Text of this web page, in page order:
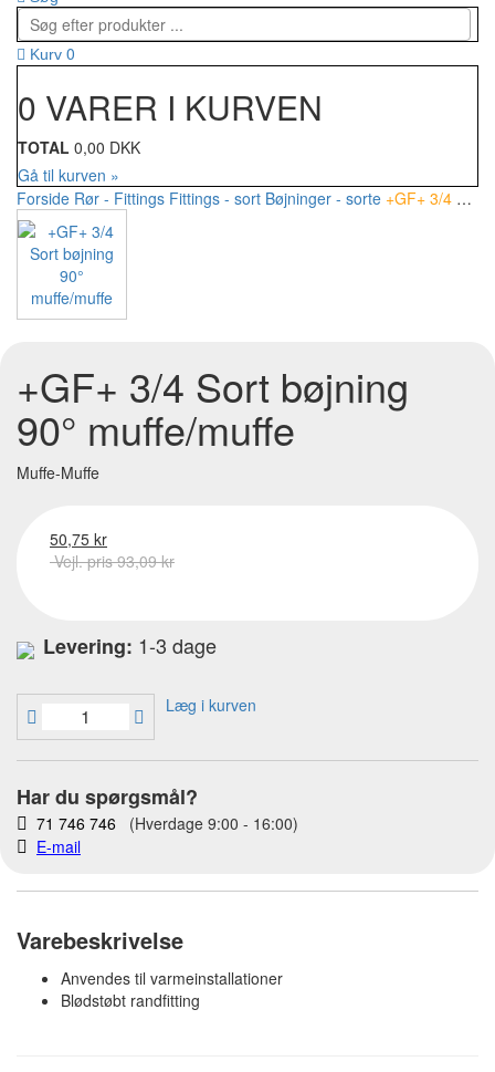
Kurv 0
0 VARER I KURVEN
TOTAL 0,00 DKK
Gå til kurven »
Forside Rør - Fittings Fittings - sort Bøjninger - sorte +GF+ 3/4 Sort bøjning 90° muffe/muffe
+GF+ 3/4 Sort bøjning
90° muffe/muffe
Muffe-Muffe
50,75 kr
Vejl. pris 93,09 kr
Levering: 1-3 dage
Læg i kurven
Har du spørgsmål?
71 746 746 (Hverdage 9:00 - 16:00)
E-mail
Varebeskrivelse
Anvendes til varmeinstallationer
Blødstøbt randfitting